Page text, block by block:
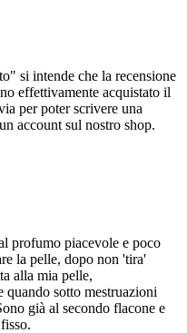
si intende che la recensione
effettivamente acquistato il
per poter scrivere una
account sul nostro shop.
profumo piacevole e poco
la pelle, dopo non 'tira'
alla mia pelle,
quando sotto mestruazioni
già al secondo flacone e